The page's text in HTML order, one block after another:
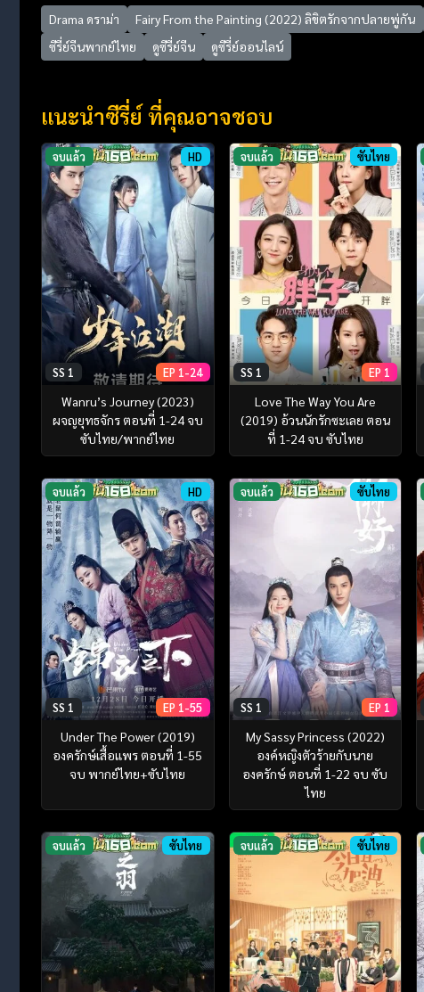
Drama ดราม่า Fairy From the Painting (2022) ลิขิตรักจากปลายพู่กัน
ซีรี่ย์จีนพากย์ไทย
ดูซีรี่ย์จีน ดูซีรี่ย์ออนไลน์
แนะนำซีรี่ย์ ที่คุณอาจชอบ
จบแล้ว HD
SS 1 EP 1-24
Wanru’s Journey (2023)
ผจญยุทธจักร ตอนที่ 1-24 จบ
ซับไทย/พากย์ไทย
จบแล้ว ซับไทย
SS 1 EP 1
Love The Way You Are
(2019) อ้วนนักรักซะเลย ตอน
ที่ 1-24 จบ ซับไทย
จบแล้ว HD
SS 1 EP 1-55
Under The Power (2019)
องครักษ์เสื้อแพร ตอนที่ 1-55
จบ พากย์ไทย+ซับไทย
จบแล้ว ซับไทย
SS 1 EP 1
My Sassy Princess (2022)
องค์หญิงตัวร้ายกับนาย
องครักษ์ ตอนที่ 1-22 จบ ซับ
ไทย
จบแล้ว ซับไทย จบแล้ว ซับไทย